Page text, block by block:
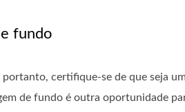
fundo
certifique-se de que seja
de fundo é outra oportunidade